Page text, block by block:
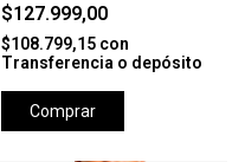
$127.999,00
$108.799,15 con
Transferencia o depósito
Comprar